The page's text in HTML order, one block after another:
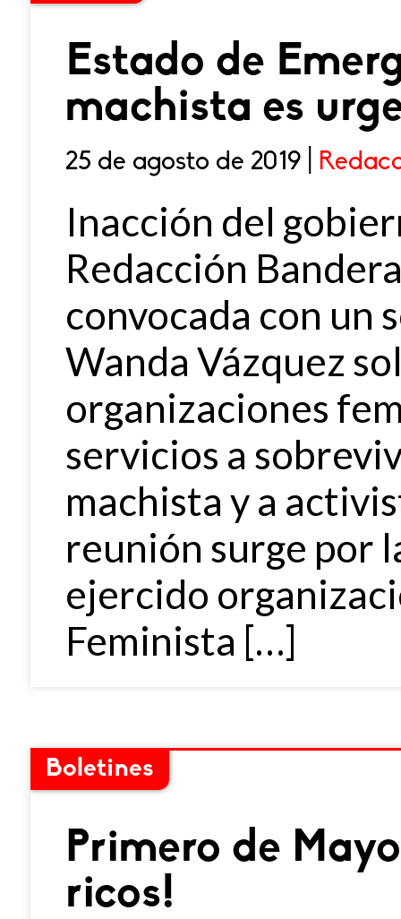
Estado de
machista es
25 de agosto de 2019 |
Inacción del
Redacción
convocada con un
Wanda Vázquez
organizaciones
servicios a
machista y a
reunión surge por
ejercido
Feminista […]
Boletines
Primero de
ricos!